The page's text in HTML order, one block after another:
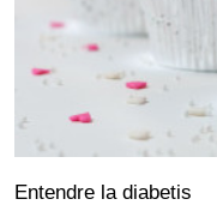
Entendre la diabetis